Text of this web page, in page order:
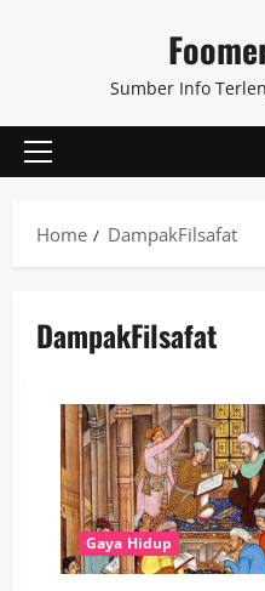
Sumber Info
Primary
Home
DampakFilsafat
DampakFilsafat
Gaya Hidup